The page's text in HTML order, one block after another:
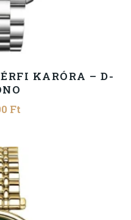
KARÓRA – D-
Ft